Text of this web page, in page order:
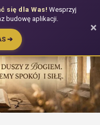
się dla Was! Wesprzyj
budowę aplikacji.
➔
×